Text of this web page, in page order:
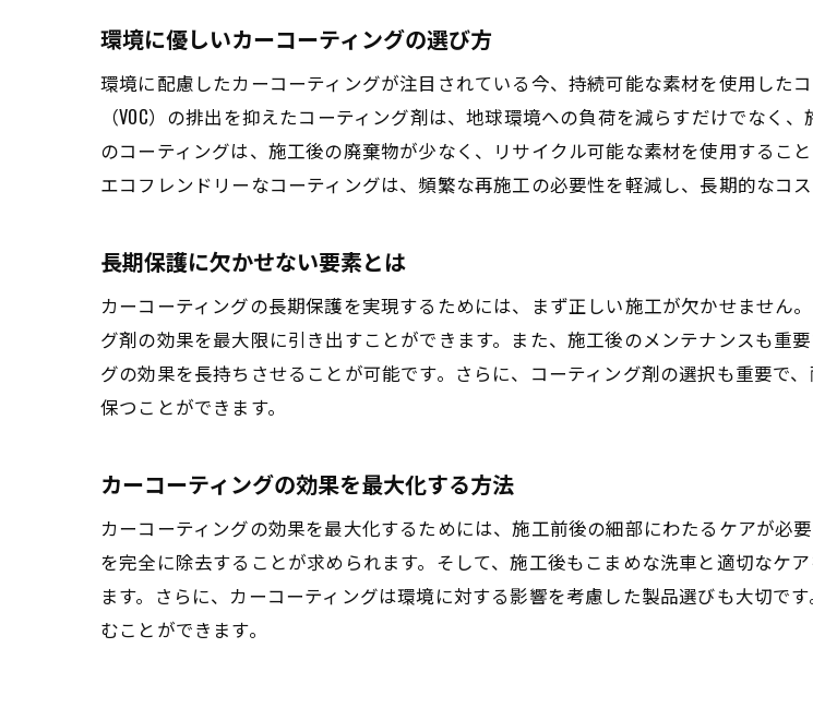
洗車の重要性とその方法
磨き工程での注意点
下地処理がコーティングに与える
プロが教える下地処理のコツ
定期的なメンテナンスの重要性
正しい洗車方法とその効果
プロによるメンテナンスのメリッ
カーコーティングで失敗しないための
施工時の環境が与える影響
環境に優しいカーコーティングの選び方
環境に配慮したカーコーティングが注目されている今、持続可能な素材を使用した
（VOC）の排出を抑えたコーティング剤は、地球環境への負荷を減らすだけでなく
のコーティングは、施工後の廃棄物が少なく、リサイクル可能な素材を使用するこ
エコフレンドリーなコーティングは、頻繁な再施工の必要性を軽減し、長期的なコ
長期保護に欠かせない要素とは
カーコーティングの長期保護を実現するためには、まず正しい施工が欠かせません
グ剤の効果を最大限に引き出すことができます。また、施工後のメンテナンスも重
グの効果を長持ちさせることが可能です。さらに、コーティング剤の選択も重要で
保つことができます。
カーコーティングの効果を最大化する方法
カーコーティングの効果を最大化するためには、施工前後の細部にわたるケアが必
を完全に除去することが求められます。そして、施工後もこまめな洗車と適切なケ
ます。さらに、カーコーティングは環境に対する影響を考慮した製品選びも大切で
むことができます。